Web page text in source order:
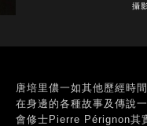
攝
唐培里儂一如其他歷經時
在身邊的各種故事及傳說
會修士Pierre Pérignon其